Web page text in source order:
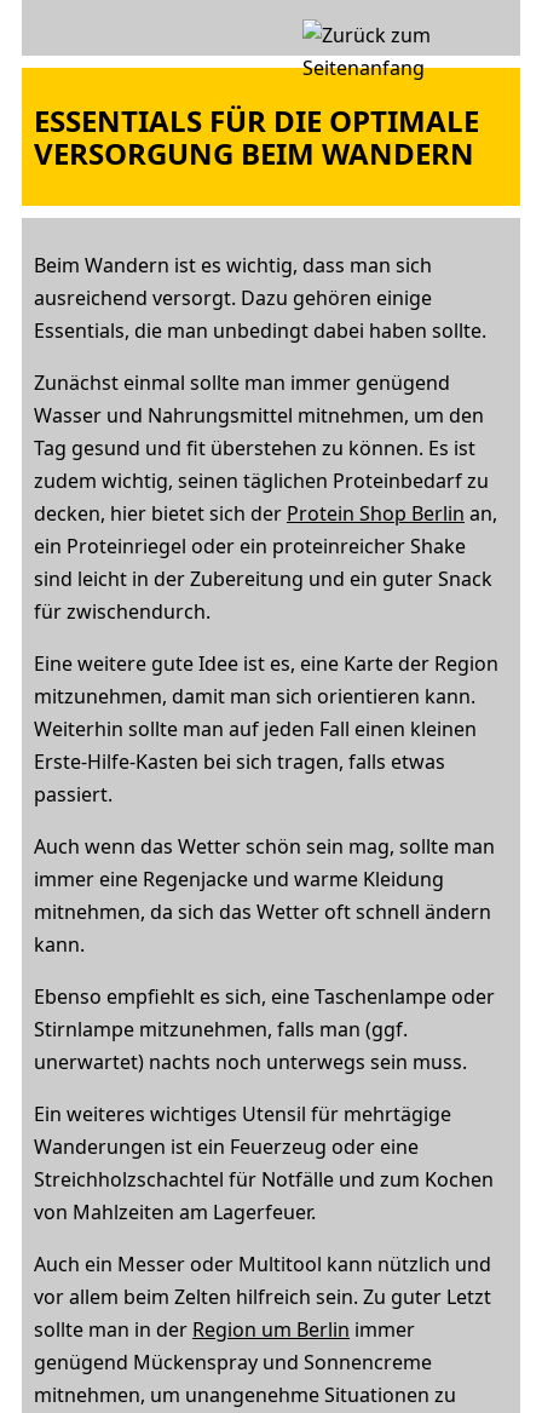
ESSENTIALS FÜR DIE OPTIMALE
VERSORGUNG BEIM WANDERN
Beim Wandern ist es wichtig, dass man sich
ausreichend versorgt. Dazu gehören einige
Essentials, die man unbedingt dabei haben sollte.
Zunächst einmal sollte man immer genügend
Wasser und Nahrungsmittel mitnehmen, um den
Tag gesund und fit überstehen zu können. Es ist
zudem wichtig, seinen täglichen Proteinbedarf zu
decken, hier bietet sich der Protein Shop Berlin an,
ein Proteinriegel oder ein proteinreicher Shake
sind leicht in der Zubereitung und ein guter Snack
für zwischendurch.
Eine weitere gute Idee ist es, eine Karte der Region
mitzunehmen, damit man sich orientieren kann.
Weiterhin sollte man auf jeden Fall einen kleinen
Erste-Hilfe-Kasten bei sich tragen, falls etwas
passiert.
Auch wenn das Wetter schön sein mag, sollte man
immer eine Regenjacke und warme Kleidung
mitnehmen, da sich das Wetter oft schnell ändern
kann.
Ebenso empfiehlt es sich, eine Taschenlampe oder
Stirnlampe mitzunehmen, falls man (ggf.
unerwartet) nachts noch unterwegs sein muss.
Ein weiteres wichtiges Utensil für mehrtägige
Wanderungen ist ein Feuerzeug oder eine
Streichholzschachtel für Notfälle und zum Kochen
von Mahlzeiten am Lagerfeuer.
Auch ein Messer oder Multitool kann nützlich und
vor allem beim Zelten hilfreich sein. Zu guter Letzt
sollte man in der Region um Berlin immer
genügend Mückenspray und Sonnencreme
mitnehmen, um unangenehme Situationen zu